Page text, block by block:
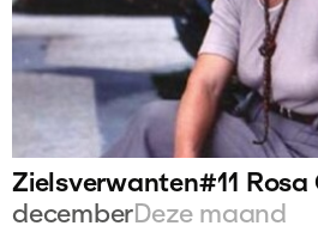
Zielsverwanten#11 Rosa
decemberDeze maand